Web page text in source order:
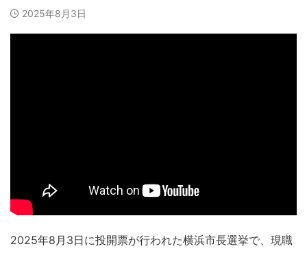
2025年8月3日
2025年8月3日に投開票が行われた横浜市長選挙で、現職